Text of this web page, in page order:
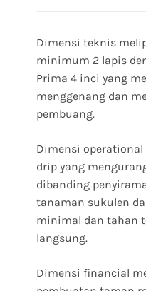
Dimensi teknis
minimum 2 lapis
Prima 4 inci yang
menggenang dan
pembuang.
Dimensi
drip yang
dibanding
tanaman sukulen
minimal dan tahan
langsung.
Dimensi financial